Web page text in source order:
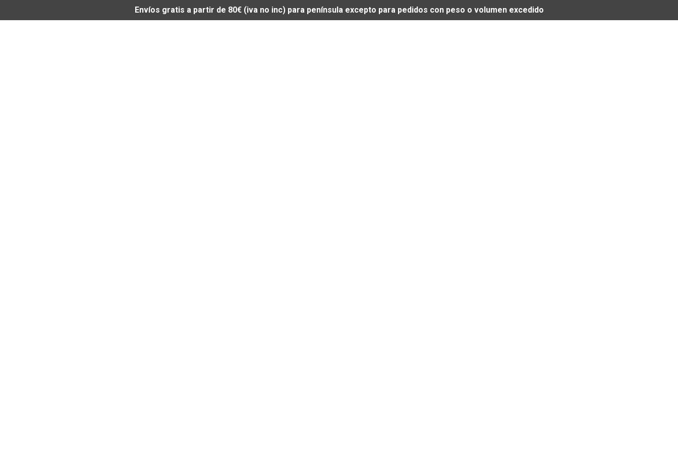
Envíos gratis a partir de 80€ (iva no inc) para península excepto para pedidos con peso o volumen excedido